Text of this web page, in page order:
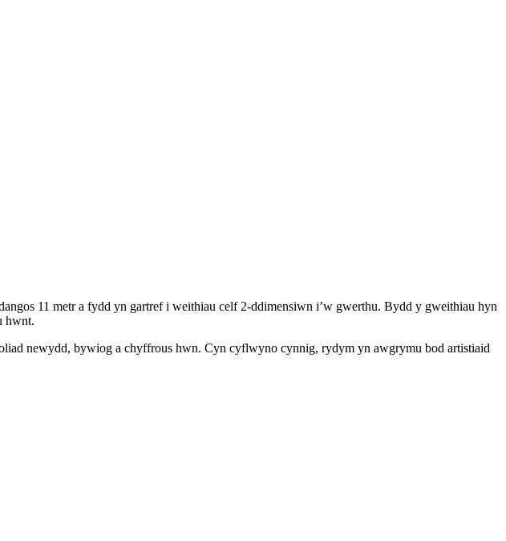
11 metr a fydd yn gartref i weithiau celf 2-ddimensiwn i’w gwerthu. Bydd y gweithiau hyn
hwnt.
newydd, bywiog a chyffrous hwn. Cyn cyflwyno cynnig, rydym yn awgrymu bod artistiaid